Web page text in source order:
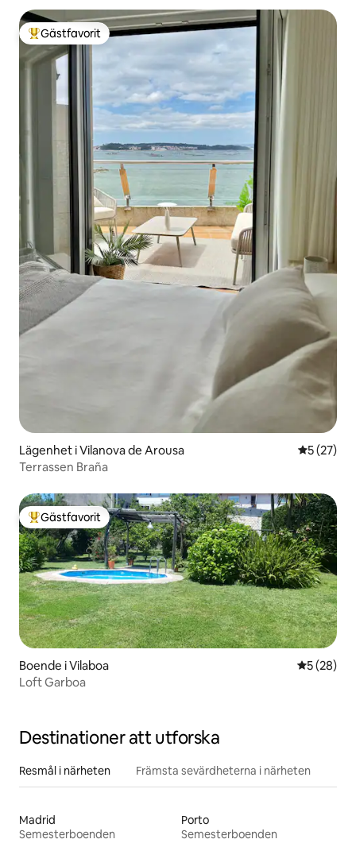
Populär gästfavorit
Gästfavorit
Lägenhet i Vilanova de Arousa 5 av 5 i
5 (27)
Terrassen Braña
Populär gästfavorit
Gästfavorit
Boende i Vilaboa 5 av 5 i
5 (28)
Loft Garboa
Destinationer att utforska
Resmål i närheten Främsta sevärdheterna i närheten
Madrid
Semesterboenden
Porto
Semesterboenden